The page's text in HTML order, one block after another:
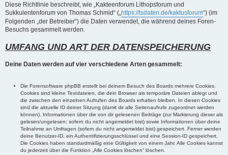
Diese Richtlinie beschreibt, wie „Kakteenforum Lithopsforum und
Sukkulentenforum von Thomas Schmid“ („https://tsdaten.de/kaktusforum“) (im
Folgenden „der Betreiber“) die Daten verwendet, die während deines Foren-
Besuchs gesammelt werden.
UMFANG UND ART DER DATENSPEICHERUNG
Deine Daten werden auf vier verschiedene Arten gesammelt:
Die Forensoftware phpBB erstellt bei deinem Besuch des Boards mehrere Cookies.
Cookies sind kleine Textdateien, die dein Browser als temporäre Dateien ablegt und
die zwischen den einzelnen Aufrufen des Boards erhalten bleiben. In diesen Cookies
sind die aktuelle ID deiner Sitzung (damit dir alle Seitenaufrufe zugeordnet werden
können), Informationen über die von dir gelesenen Beiträge (zur Markierung dieser als
gelesen/ungelesen; sofern du nicht angemeldet bist) sowie Informationen über deine
Teilnahme an Umfragen (sofern du nicht angemeldet bist) gespeichert. Ferner werden
deine Benutzer-ID, ein Authentifizierungsschlüssel und eine Session-ID gespeichert.
Die Cookies haben standardmäßig eine Gültigkeit von einem Jahr. Alle Cookies kannst
du jederzeit über die Funktion „Alle Cookies löschen“ löschen.